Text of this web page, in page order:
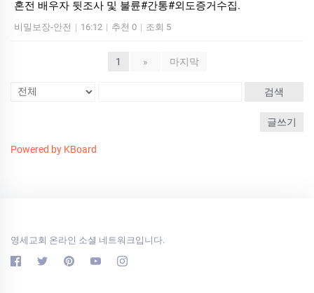
혼전 배우자 뒷조사 및 불륜#간통#외도증거수집.
비밀보장-안전 | 16:12 | 추천 0 | 조회 5
1 » 마지막
검색
글쓰기
Powered by KBoard
영세교회 온라인 소셜 네트워크입니다.